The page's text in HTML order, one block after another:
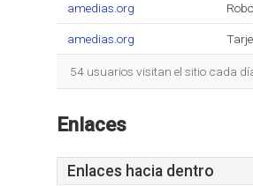
amedias.org
amedias.org
54 usuarios visitan el sitio cada
Enlaces
Enlaces hacia dentro